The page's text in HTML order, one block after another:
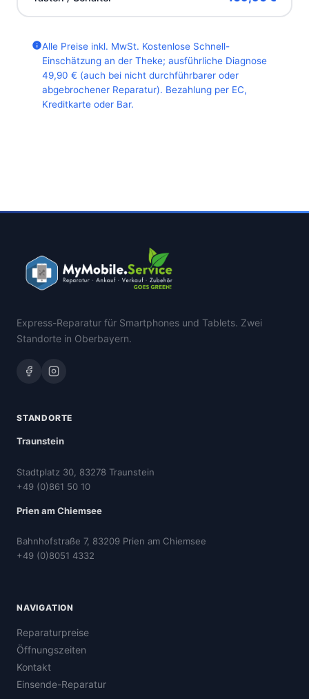
Alle Preise inkl. MwSt. Kostenlose Schnell-
Einschätzung an der Theke; ausführliche Diagnose
49,90 € (auch bei nicht durchführbarer oder
abgebrochener Reparatur). Bezahlung per EC,
Kreditkarte oder Bar.
Express-Reparatur für Smartphones und Tablets. Zwei
Standorte in Oberbayern.
STANDORTE
Traunstein
Stadtplatz 30, 83278 Traunstein
+49 (0)861 50 10
Prien am Chiemsee
Bahnhofstraße 7, 83209 Prien am Chiemsee
+49 (0)8051 4332
NAVIGATION
Reparaturpreise
Öffnungszeiten
Kontakt
Einsende-Reparatur